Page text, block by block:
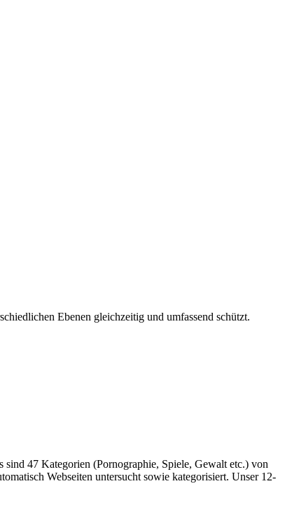
Ebenen gleichzeitig und umfassend schützt.
sind 47 Kategorien (Pornographie, Spiele, Gewalt etc.) von
Webseiten untersucht sowie kategorisiert. Unser 12-